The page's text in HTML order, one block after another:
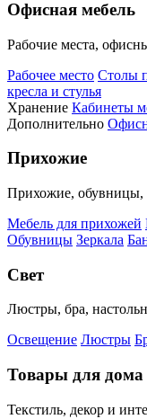
Офисная мебель
Рабочие места,
Рабочее место Столы
кресла и стулья
Хранение Кабинеты
Дополнительно
Прихожие
Прихожие, обувницы,
Мебель для прихожей
Обувницы Зеркала
Свет
Люстры, бра,
Освещение Люстры
Товары для дома
Текстиль, декор и